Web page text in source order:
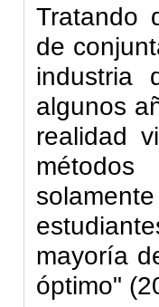
Tratando
de
industria
algunos
realidad
métodos
mayoría
óptimo"